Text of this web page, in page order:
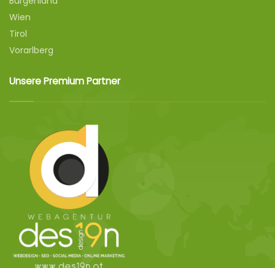
Wien
Tirol
Vorarlberg
Unsere Premium Partner